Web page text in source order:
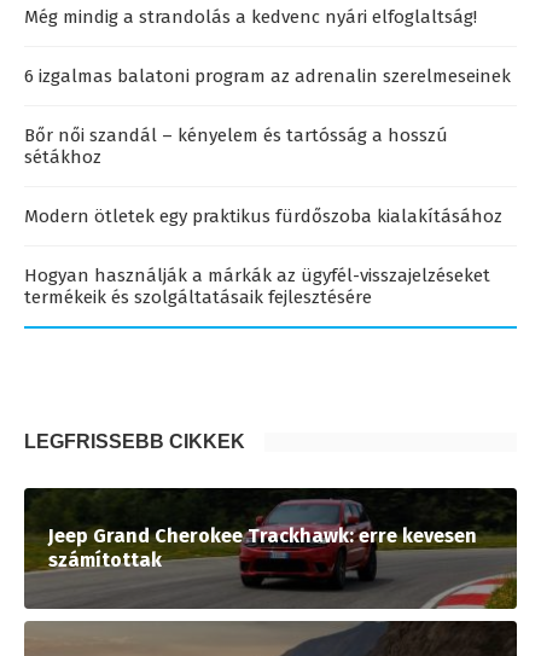
Még mindig a strandolás a kedvenc nyári elfoglaltság!
6 izgalmas balatoni program az adrenalin szerelmeseinek
Bőr női szandál – kényelem és tartósság a hosszú
sétákhoz
Modern ötletek egy praktikus fürdőszoba kialakításához
Hogyan használják a márkák az ügyfél-visszajelzéseket
termékeik és szolgáltatásaik fejlesztésére
LEGFRISSEBB CIKKEK
Jeep Grand Cherokee Trackhawk: erre kevesen
számítottak